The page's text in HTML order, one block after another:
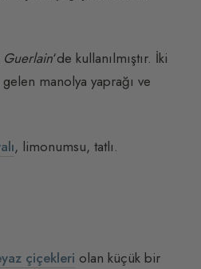
Guerlain‘de kullanılmıştır. İki
manolya yaprağı ve
, limonumsu, tatlı.
çiçekleri olan küçük bir